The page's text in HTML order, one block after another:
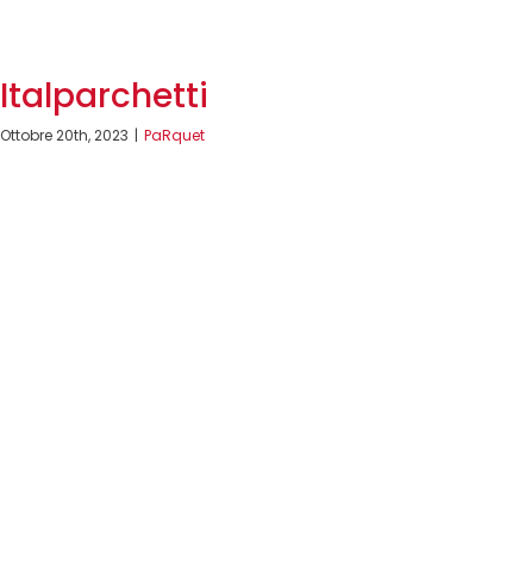
Italparchetti
Ottobre 20th, 2023 | PaRquet